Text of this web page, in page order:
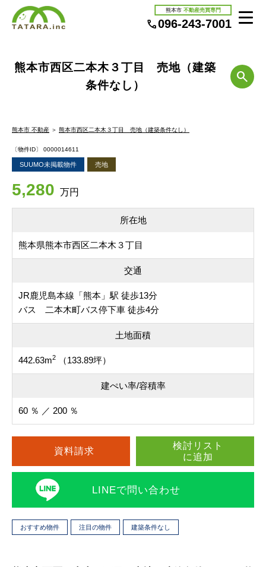
熊本市 不動産売買専門
096-243-7001
熊本市西区二本木３丁目 売地（建築
条件なし）
熊本市 不動産 ＞ 熊本市西区二本木３丁目 売地（建築条件なし）
〔物件ID〕 0000014611
SUUMO未掲載物件 売地
5,280 万円
所在地
熊本県熊本市西区二本木３丁目
交通
JR鹿児島本線「熊本」駅 徒歩13分
バス 二本木町バス停下車 徒歩4分
土地面積
442.63m2 （133.89坪）
建ぺい率/容積率
60 ％ ／ 200 ％
資料請求
検討リスト
に追加
LINEで問い合わせ
おすすめ物件 注目の物件 建築条件なし